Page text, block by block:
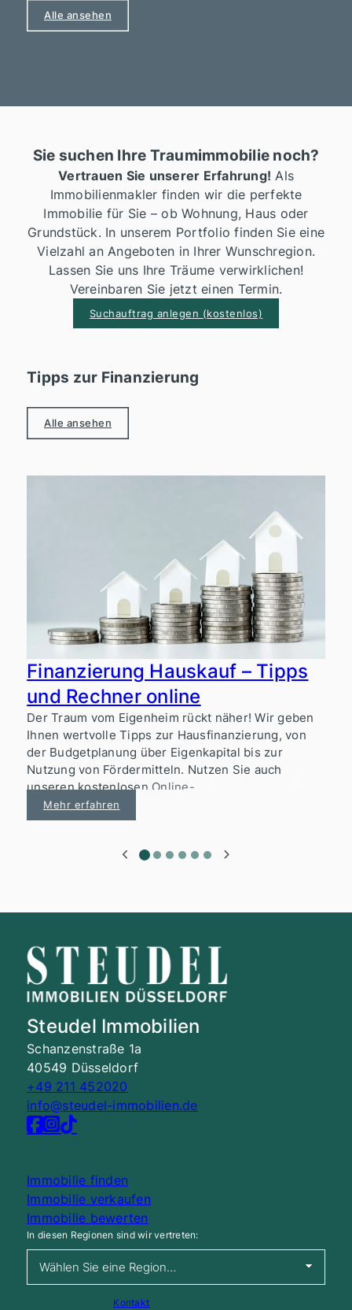
Alle ansehen
Sie suchen Ihre Traumimmobilie noch?
Vertrauen Sie unserer Erfahrung! Als
Immobilienmakler finden wir die perfekte
Immobilie für Sie – ob Wohnung, Haus oder
Grundstück. In unserem Portfolio finden Sie eine
Vielzahl an Angeboten in Ihrer Wunschregion.
Lassen Sie uns Ihre Träume verwirklichen!
Vereinbaren Sie jetzt einen Termin.
Suchauftrag anlegen (kostenlos)
Tipps zur Finanzierung
Alle ansehen
Finanzierung Hauskauf – Tipps
und Rechner online
Der Traum vom Eigenheim rückt näher! Wir geben
Ihnen wertvolle Tipps zur Hausfinanzierung, von
der Budgetplanung über Eigenkapital bis zur
Nutzung von Fördermitteln. Nutzen Sie auch
unseren kostenlosen Online-
Finanzierungsrechner!
Mehr erfahren
Steudel Immobilien
Schanzenstraße 1a
40549 Düsseldorf
+49 211 452020
info@steudel-immobilien.de
In diesen Regionen sind wir vertreten:
Immobilie finden
Immobilie verkaufen
Immobilie bewerten
Kontakt